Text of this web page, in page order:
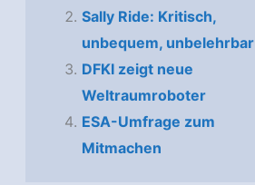
Sally Ride: Kritisch,
unbequem, unbelehrbar
DFKI zeigt neue
Weltraumroboter
ESA-Umfrage zum
Mitmachen